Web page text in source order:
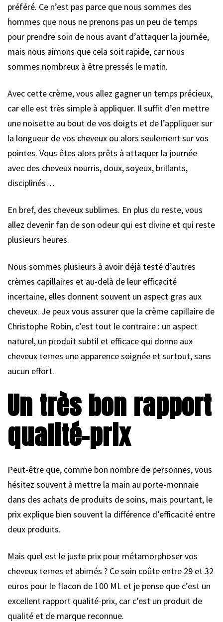
préféré. Ce n’est pas parce que nous sommes des
hommes que nous ne prenons pas un peu de temps
pour prendre soin de nous avant d’attaquer la journée,
mais nous aimons que cela soit rapide, car nous
sommes nombreux à être pressés le matin.
Avec cette crème, vous allez gagner un temps précieux,
car elle est très simple à appliquer. Il suffit d’en mettre
une noisette au bout de vos doigts et de l’appliquer sur
la longueur de vos cheveux ou alors seulement sur vos
pointes. Vous êtes alors prêts à attaquer la journée
avec des cheveux nourris, doux, soyeux, brillants,
disciplinés…
En bref, des cheveux sublimes. En plus du reste, vous
allez devenir fan de son odeur qui est divine et qui reste
plusieurs heures.
Nous sommes plusieurs à avoir déjà testé d’autres
crèmes capillaires et au-delà de leur efficacité
incertaine, elles donnent souvent un aspect gras aux
cheveux. Je peux vous assurer que la crème capillaire de
Christophe Robin, c’est tout le contraire : un aspect
naturel, un produit subtil et efficace qui donne aux
cheveux ternes une apparence soignée et surtout, sans
aucun effort.
Un très bon rapport
qualité-prix
Peut-être que, comme bon nombre de personnes, vous
hésitez souvent à mettre la main au porte-monnaie
dans des achats de produits de soins, mais pourtant, le
prix explique bien souvent la différence d’efficacité entre
deux produits.
Mais quel est le juste prix pour métamorphoser vos
cheveux ternes et abimés ? Ce soin coûte entre 29 et 32
euros pour le flacon de 100 ML et je pense que c’est un
excellent rapport qualité-prix, car c’est un produit de
qualité et de marque reconnue.